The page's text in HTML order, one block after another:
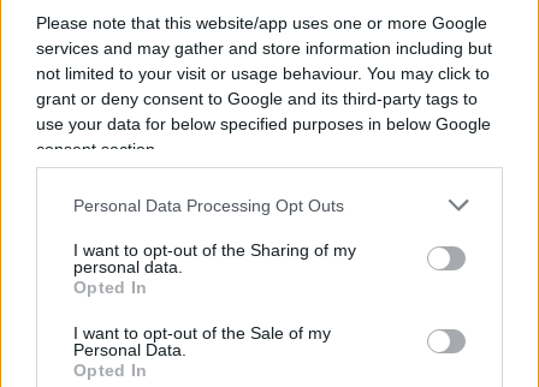
Please note that this website/app uses one or more Google
services and may gather and store information including but
not limited to your visit or usage behaviour. You may click to
grant or deny consent to Google and its third-party tags to
use your data for below specified purposes in below Google
consent section.
Personal Data Processing Opt Outs
I want to opt-out of the Sharing of my
personal data.
Opted In
I want to opt-out of the Sale of my
Personal Data.
Opted In
Non lo ammetteranno mai, ma se oggi l’Ue sta
fissando qualche paletto e alzando qualche
“muretto” allo shopping cinese, è anche per
effetto del confronto aperto due anni fa
dall’amministrazione Trump a suon di dazi. Il
rischio, infatti, che un accordo tra le due
superpotenze possa lasciare l’Europa ai margini, e
in balìa delle scorrettezze cinesi, deve aver aperto
gli occhi e costretto gli europei a cercare, seppur
tardivamente, di correre ai ripari, sforzandosi di